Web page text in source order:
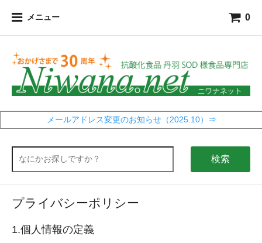
メニュー 0
メールアドレス変更のお知らせ（2025.10）⇒
検索
プライバシーポリシー
1.個人情報の定義